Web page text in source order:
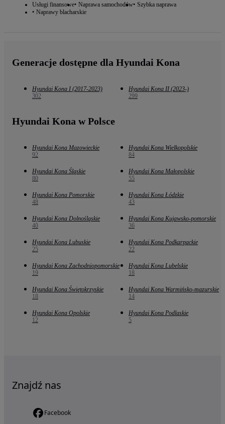
Usługi finansowe Naprawa samochodów Szybka naprawa
Naprawy blacharskie
Generacje dostępne dla Hyundai Kona
Hyundai Kona I (2017-2023)
302
Hyundai Kona II (2023-)
299
Hyundai Kona w Polsce
Hyundai Kona Mazowieckie
92
Hyundai Kona Wielkopolskie
84
Hyundai Kona Śląskie
80
Hyundai Kona Małopolskie
55
Hyundai Kona Pomorskie
48
Hyundai Kona Łódzkie
43
Hyundai Kona Dolnośląskie
40
Hyundai Kona Kujawsko-pomorskie
36
Hyundai Kona Lubuskie
25
Hyundai Kona Podkarpackie
22
Hyundai Kona Zachodniopomorskie
19
Hyundai Kona Lubelskie
18
Hyundai Kona Świętokrzyskie
18
Hyundai Kona Warmińsko-mazurskie
14
Hyundai Kona Opolskie
12
Hyundai Kona Podlaskie
5
Znajdź nas
Facebook